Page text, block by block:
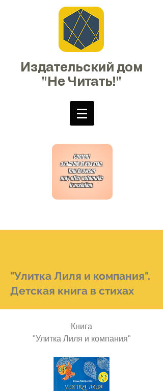
Издательский дом
"Не Читать!"
Content
available in Russian.
Your browser
may offer automatic
translation.
"Улитка Лиля и компания".
Детская книга в стихах
Книга
"Улитка Лиля и компания"